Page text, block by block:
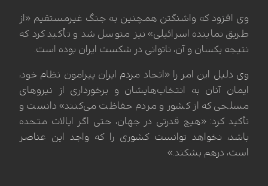
وی افزود که واشنگتن همچنین به جنگ غیرمستقیم «از
طریق نماینده اسرائیلی» نیز متوسل شد و تأکید کرد که
نتیجه یکسان و آن، ناتوانی در شکست ایران بوده است.
وی دلیل این امر را «اتحاد مردم ایران پیرامون نظام خود،
ایمان آنان به انتخاب‌هایشان و برخورداری از نیروهای
مسلحی که از کشور و مردم حفاظت می‌کنند» دانست و
تأکید کرد: «هیچ قدرتی در جهان، حتی اگر ایالات متحده
باشد، نخواهد توانست کشوری را که واجد این عناصر
است، درهم بشکند.»